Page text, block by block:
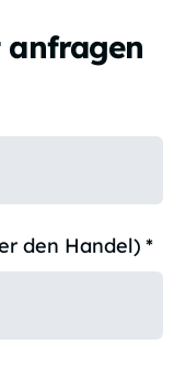
anfragen
den Handel) *